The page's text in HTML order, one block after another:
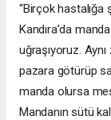
“Birçok hastalığa
Kandıra’da
uğraşıyoruz.
pazara götürüp
manda olursa
Mandanın sütü